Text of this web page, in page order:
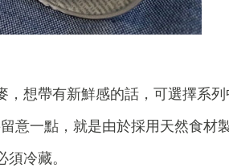
想帶有新鮮感的話，可選擇系列
意一點，就是由於採用天然食材
冷藏。